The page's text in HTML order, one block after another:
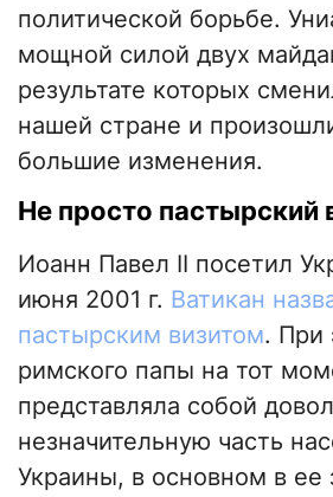
политической борьбе.
мощной силой двух
результате которых
нашей стране и
большие изменения.
Не просто пастырский
Иоанн Павел II посетил
июня 2001 г. Ватикан
пастырским визитом. При
римского папы на тот
представляла собой
незначительную часть
Украины, в основном в ее